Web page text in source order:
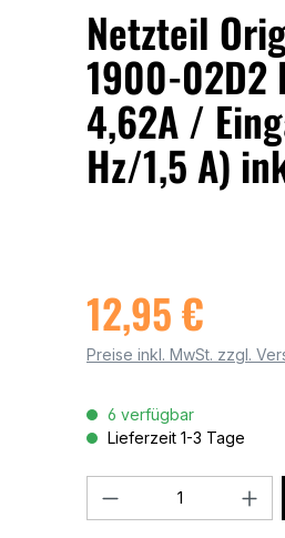
Netzteil
1900-02D2
4,62A /
Hz/1,5 A)
12,95 €
Preise inkl. MwSt. zzgl.
6 verfügbar
Lieferzeit 1-3 Tage
Produkt